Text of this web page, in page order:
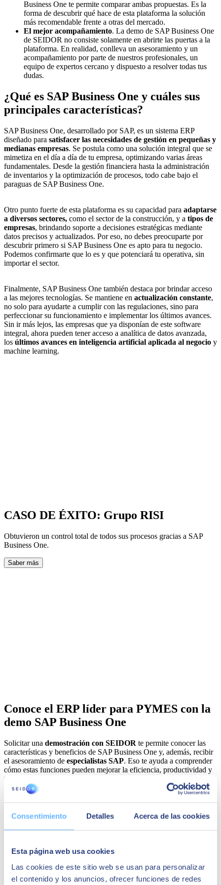
Consentimiento Detalles Acerca de las cookies
Esta página web usa cookies
Las cookies de este sitio web se usan para personalizar
el contenido y los anuncios, ofrecer funciones de redes
Business One te permite comparar ambas propuestas. Es la
forma de descubrir qué hace de esta plataforma la solución
más recomendable frente a otras del mercado.
El mejor acompañamiento. La demo de SAP Business One
de SEIDOR no consiste solamente en abrirte las puertas a la
plataforma. En realidad, conlleva un asesoramiento y un
acompañamiento por parte de nuestros profesionales, un
equipo de expertos cercano y dispuesto a resolver todas tus
dudas.
¿Qué es SAP Business One y cuáles sus
principales características?
SAP Business One, desarrollado por SAP, es un sistema ERP
diseñado para satisfacer las necesidades de gestión en pequeñas y
medianas empresas. Se postula como una solución integral que se
mimetiza en el día a día de tu empresa, optimizando varias áreas
fundamentales. Desde la gestión financiera hasta la administración
de inventarios y la optimización de procesos, todo cabe bajo el
paraguas de SAP Business One.
Otro punto fuerte de esta plataforma es su capacidad para adaptarse
a diversos sectores, como el sector de la construcción, y a tipos de
empresas, brindando soporte a decisiones estratégicas mediante
datos precisos y actualizados. Por eso, no debes preocuparte por
descubrir primero si SAP Business One es apto para tu negocio.
Podemos confirmarte que lo es y que potenciará tu operativa, sin
importar el sector.
Finalmente, SAP Business One también destaca por brindar acceso
a las mejores tecnologías. Se mantiene en actualización constante,
no solo para ayudarte a cumplir con las regulaciones, sino para
perfeccionar su funcionamiento e implementar los últimos avances.
Sin ir más lejos, las empresas que ya disponían de este software
integral, ahora pueden tener acceso a analítica de datos avanzada,
los últimos avances en inteligencia artificial aplicada al negocio y
machine learning.
CASO DE ÉXITO: Grupo RISI
Obtuvieron un control total de todos sus procesos gracias a SAP
Business One.
Saber más
Conoce el ERP líder para PYMES con la
demo SAP Business One
Solicitar una demostración con SEIDOR te permite conocer las
características y beneficios de SAP Business One y, además, recibir
el asesoramiento de especialistas SAP. Eso te ayuda a comprender
cómo estas funciones pueden mejorar la eficiencia, productividad y
toma de decisiones dentro de tu empresa.
A continuación, te mostramos algunos
aspectos que podrás
exploraral solicitar acceso a la plataforma y por qué es importante
descubrir estas funcionalidades dentro del ERP.
Business One
iniciar la demo de SAP Business
One es una visión global de sus características. Te aseguramos que